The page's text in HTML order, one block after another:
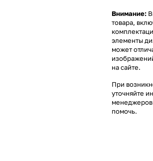
Внимание:
товара,
элементы
может
на сайте.
При
уточняйте
менеджеров
помочь.